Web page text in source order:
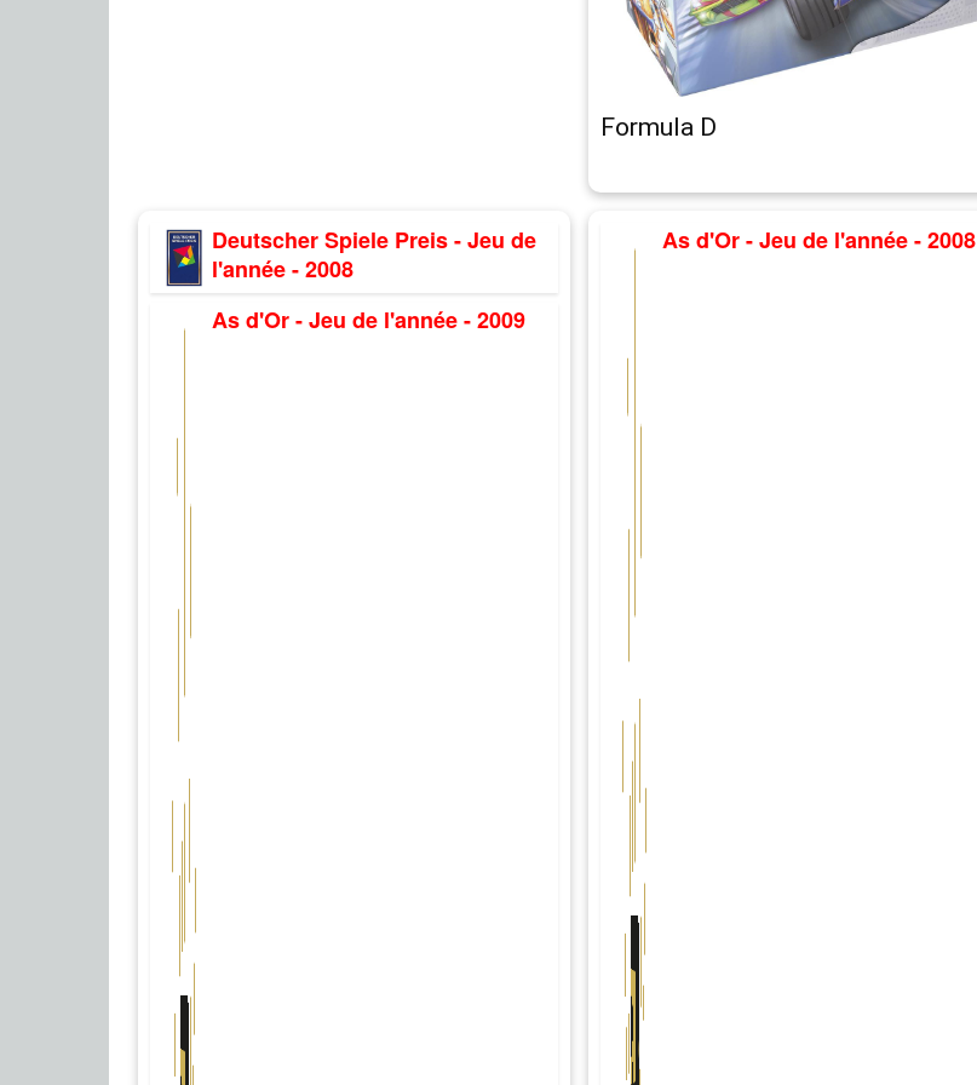
Formula D
Deutscher Spiele Preis - Jeu de
l'année - 2008
As d'Or - Jeu de l'année - 2009
As d'Or - Jeu de l'année - 2008